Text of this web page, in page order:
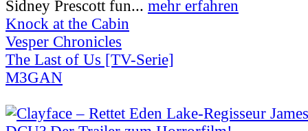
Sidney Prescott fun... mehr erfahren
Knock at the Cabin
Vesper Chronicles
The Last of Us [TV-Serie]
M3GAN